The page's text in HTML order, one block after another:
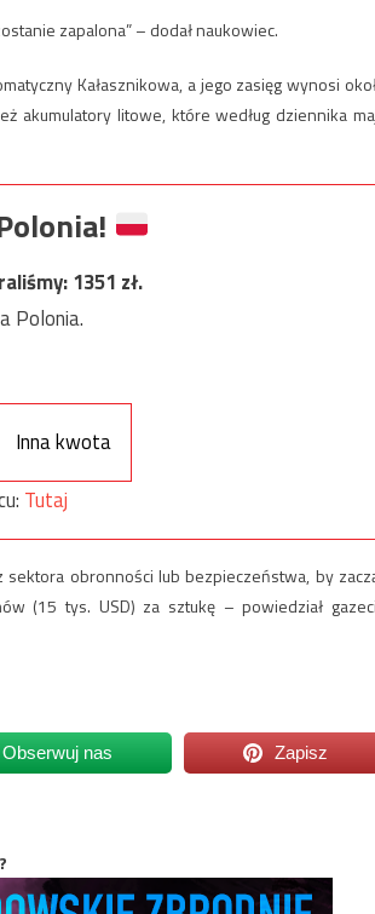
zapalona” – dodał naukowiec.
Kałasznikowa, a jego zasięg wynosi
akumulatory litowe, które według dziennika
1351 zł.
Polonia.
Inna kwota
Tutaj
obronności lub bezpieczeństwa, by
(15 tys. USD) za sztukę – powiedział
Obserwuj nas Zapisz